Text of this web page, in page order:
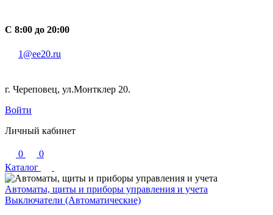
С 8:00 до 20:00
1@ee20.ru
г. Череповец, ул.Монтклер 20.
Войти
Личный кабинет
0
0
Каталог
Автоматы, щиты и приборы управления и учета
Выключатели (Автоматические)